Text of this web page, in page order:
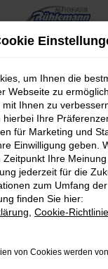
Fahrzeugmarkt
Error
ein Fehler
um Ihnen die
Webseite zu
mit Ihnen zu
hierbei Ihre
für Marketing und
Einwilligung geben.
Zeitpunkt Ihre
jederzeit für die
zum Umfang der
finden Sie hier:
Cookie-Richtlinie
von Cookies werden